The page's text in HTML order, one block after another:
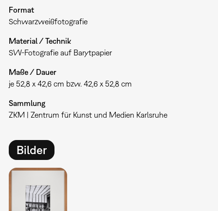
Format
Schwarzweißfotografie
Material / Technik
SW-Fotografie auf Barytpapier
Maße / Dauer
je 52,8 x 42,6 cm bzw. 42,6 x 52,8 cm
Sammlung
ZKM | Zentrum für Kunst und Medien Karlsruhe
Bilder